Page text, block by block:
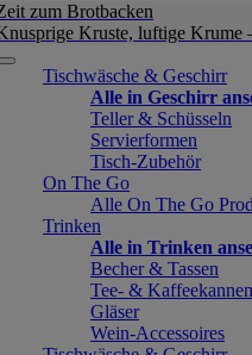
zum Brotbacken
Kruste, luftige Krume
Tischwäsche & Geschirr
Alle in Geschirr
Teller & Schüsseln
Servierformen
Tisch-Zubehör
On The Go
Alle On The Go
Trinken
Alle in Trinken
Becher & Tassen
Tee- & Kaffeekannen
Gläser
Wein-Accessoires